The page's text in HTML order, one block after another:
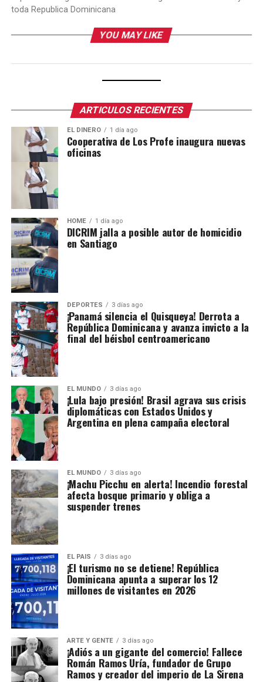
toda Republica Dominicana
YOU MAY LIKE
ARTICULOS RECIENTES
EL DINERO 1 día ago
Cooperativa de Los Profe inaugura nuevas
oficinas
HOME 1 día ago
DICRIM jalla a posible autor de homicidio
en Santiago
DEPORTES 3 días ago
¡Panamá silencia el Quisqueya! Derrota a
República Dominicana y avanza invicto a la
final del béisbol centroamericano
EL MUNDO 3 días ago
¡Lula bajo presión! Brasil agrava sus crisis
diplomáticas con Estados Unidos y
Argentina en plena campaña electoral
EL MUNDO 3 días ago
¡Machu Picchu en alerta! Incendio forestal
afecta bosque primario y obliga a
suspender trenes
EL PAIS 3 días ago
¡El turismo no se detiene! República
Dominicana apunta a superar los 12
millones de visitantes en 2026
ARTE Y GENTE 3 días ago
¡Adiós a un gigante del comercio! Fallece
Román Ramos Uría, fundador de Grupo
Ramos y creador del imperio de La Sirena